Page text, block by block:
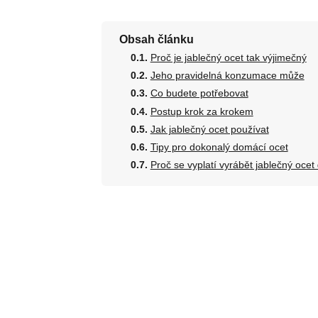
Obsah článku
Proč je jablečný ocet tak výjimečný
Jeho pravidelná konzumace může
Co budete potřebovat
Postup krok za krokem
Jak jablečný ocet používat
Tipy pro dokonalý domácí ocet
Proč se vyplatí vyrábět jablečný ocet